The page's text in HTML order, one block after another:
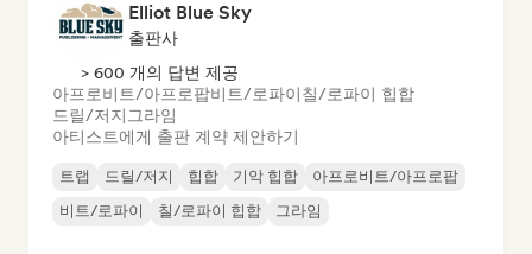
Elliot Blue Sky
출판사
> 600 개의 답변 제공
아프로비트/아프로팝비트/로파이칠/로파이 힙합
드릴/저지 그라임
아티스트에게 출판 계약 제안하기
트랩 드릴/저지 힙합 기악 힙합
아프로비트/아프로팝
비트/로파이
칠/로파이 힙합 그라임